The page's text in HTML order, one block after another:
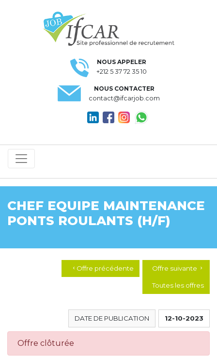
NOUS APPELER
+212 5 37 72 35 10
NOUS CONTACTER
contact@ifcarjob.com
CHEF EQUIPE MAINTENANCE
PONTS ROULANTS (H/F)
Offre suivante chevron_right
chevron_left Offre précédente
Toutes les offres
12-10-2023
DATE DE PUBLICATION
Offre clôturée